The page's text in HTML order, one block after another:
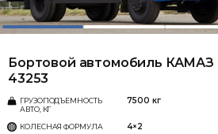
Бортовой автомобиль КАМАЗ
43253
ГРУЗОПОДЪЕМНОСТЬ
АВТО, КГ
7500 кг
КОЛЕСНАЯ ФОРМУЛА 4×2